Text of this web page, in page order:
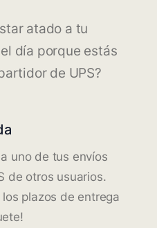
atado a tu
día porque estás
de UPS?
uno de tus envíos
de otros usuarios.
plazos de entrega